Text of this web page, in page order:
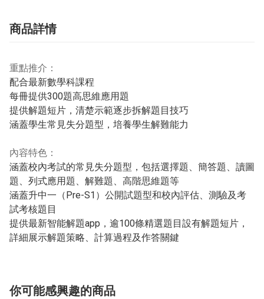
商品詳情
重點推介：
配合最新數學科課程
每冊提供300題高思維應用題
提供解題短片，清楚示範逐步拆解題目技巧
涵蓋學生常見失分題型，培養學生解難能力
內容特色：
涵蓋校內考試的常見失分題型，包括選擇題、簡答題、讀圖
題、列式應用題、解難題、高階思維題等
涵蓋升中一（Pre-S1）公開試題型和校內評估、測驗及考
試考核題目
提供最新智能解題app，逾100條精選題目設有解題短片，
詳細展示解題策略、計算過程及作答關鍵
你可能感興趣的商品